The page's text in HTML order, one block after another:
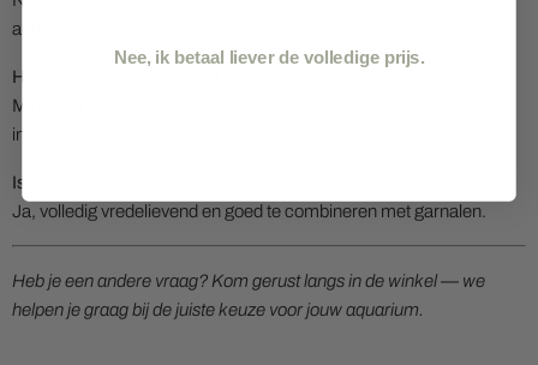
anders kan deze kleine algeneter verhongeren.
Hoeveel exemplaren moet ik minimaal kopen?
Minimaal 6 stuks — Otocinclus voelt zich het meest op zijn gemak
in een groepje.
Is deze vis geschikt voor een garnalentank?
Ja, volledig vredelievend en goed te combineren met garnalen.
Heb je een andere vraag? Kom gerust langs in de winkel — we
helpen je graag bij de juiste keuze voor jouw aquarium.
Nee, ik betaal liever de volledige prijs.